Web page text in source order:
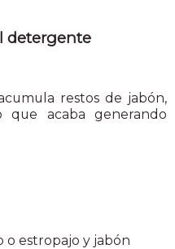
detergente
restos de jabón,
que acaba generando
o estropajo y jabón